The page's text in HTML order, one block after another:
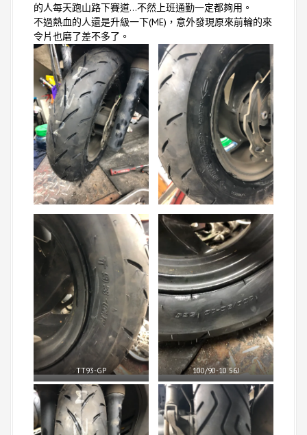
的人每天跑山路下賽道…不然上班通勤一定都夠用。
不過熱血的人還是升級一下(ME)，意外發現原來前輪的來
令片也磨了差不多了。
TT93-GP 100/90-10 56J